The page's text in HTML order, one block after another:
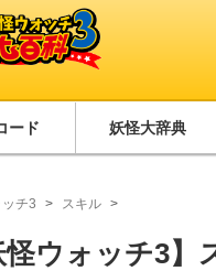
ード 妖怪大辞典
チ3 スキル
怪ウォッチ3